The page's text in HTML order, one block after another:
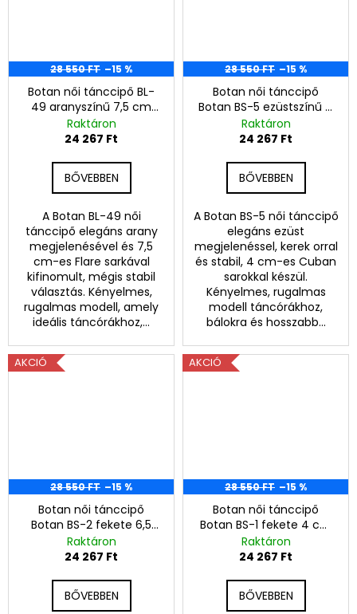
28 550 FT –15 %
Botan női tánccipő BL-
49 aranyszínű 7,5 cm
Flare
Raktáron
24 267 Ft
BŐVEBBEN
A Botan BL-49 női
tánccipő elegáns arany
megjelenésével és 7,5
cm-es Flare sarkával
kifinomult, mégis stabil
választás. Kényelmes,
rugalmas modell, amely
ideális táncórákhoz,...
28 550 FT –15 %
Botan női tánccipő
Botan BS-5 ezüstszínű 4
cm Cuban
Raktáron
24 267 Ft
BŐVEBBEN
A Botan BS-5 női tánccipő
elegáns ezüst
megjelenéssel, kerek orral
és stabil, 4 cm-es Cuban
sarokkal készül.
Kényelmes, rugalmas
modell táncórákhoz,
bálokra és hosszabb...
AKCIÓ
28 550 FT –15 %
Botan női tánccipő
Botan BS-2 fekete 6,5
cm Flare
Raktáron
24 267 Ft
BŐVEBBEN
AKCIÓ
28 550 FT –15 %
Botan női tánccipő
Botan BS-1 fekete 4 cm
Cuban
Raktáron
24 267 Ft
BŐVEBBEN